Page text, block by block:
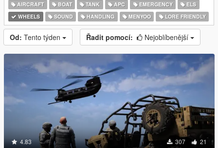
AIRCRAFT
BOAT TANK APC EMERGENCY
ELS
WHEELS
SOUND HANDLING MENYOO LORE FRIENDLY
Od: Tento týden Řadit pomocí: Nejoblíbenější
4.83 307 21